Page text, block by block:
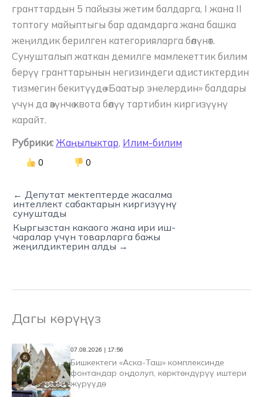
гранттардын 5 пайызы жетим балдарга, I жана II
топтогу майыптыгы бар адамдарга жана башка
жеңилдик берилген категорияларга бөлүнөт.
Сунушталып жаткан демилге мамлекеттик билим
берүү гранттарынын негизиндеги адистиктердин
тизмегин бекитүүдө «Баатыр энелердин» балдары
үчүн да өзүнчө квота бөлүү тартибин киргизүүнү
карайт.
Рубрики: Жаңылыктар, Илим-билим
0 0
← Депутат мектептерде жасалма
интеллект сабактарын киргизүүнү
сунуштады
Кыргызстан какаого жана ири иш-
чаралар үчүн товарларга бажы
жеңилдиктерин алды →
Дагы көрүңүз
07.08.2026 | 17:56
Бишкектеги «Аска-Таш» комплексинде
фонтандар оңдолуп, көрктөндүрүү иштери
жүрүүдө